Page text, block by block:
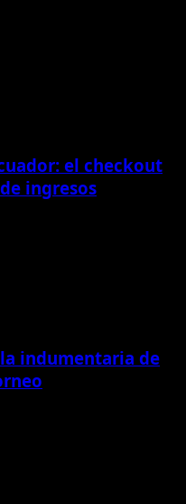
el checkout
ingresos
indumentaria de